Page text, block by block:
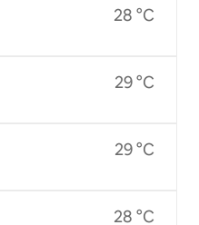
28 °C
29 °C
29 °C
28 °C